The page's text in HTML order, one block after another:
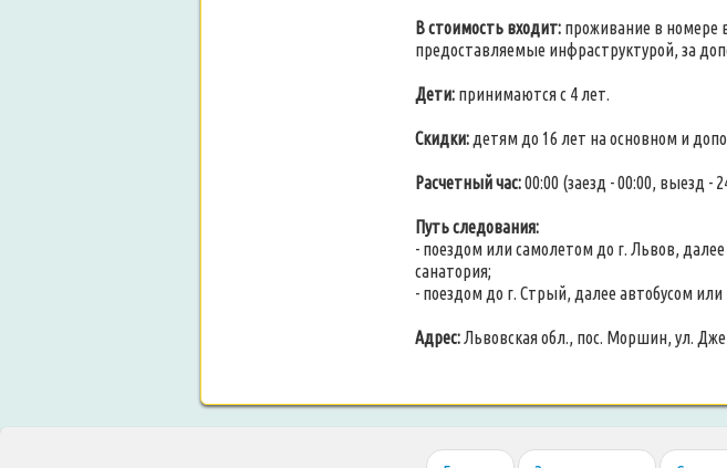
В стоимость входит: проживание в номере
предоставляемые инфраструктурой, за
Дети: принимаются с 4 лет.
Скидки: детям до 16 лет на основном и
Расчетный час:00:00 (заезд - 00:00, выезд -
Путь следования:
- поездом или самолетом до г. Львов,
санатория;
- поездом до г. Стрый, далее автобусом
Адрес:Львовская обл., пос. Моршин, ул.